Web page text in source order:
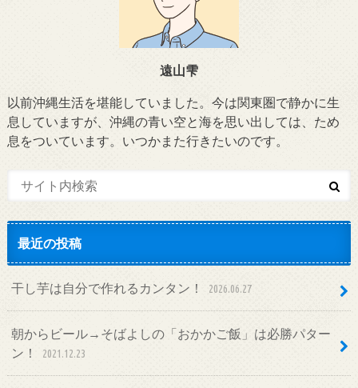
遠山雫
以前沖縄生活を堪能していました。今は関東圏で静かに生
息していますが、沖縄の青い空と海を思い出しては、ため
息をついています。いつかまた行きたいのです。
最近の投稿
干し芋は自分で作れるカンタン！ 2026.06.27
朝からビール→そばよしの「おかかご飯」は必勝パター
ン！
2021.12.23